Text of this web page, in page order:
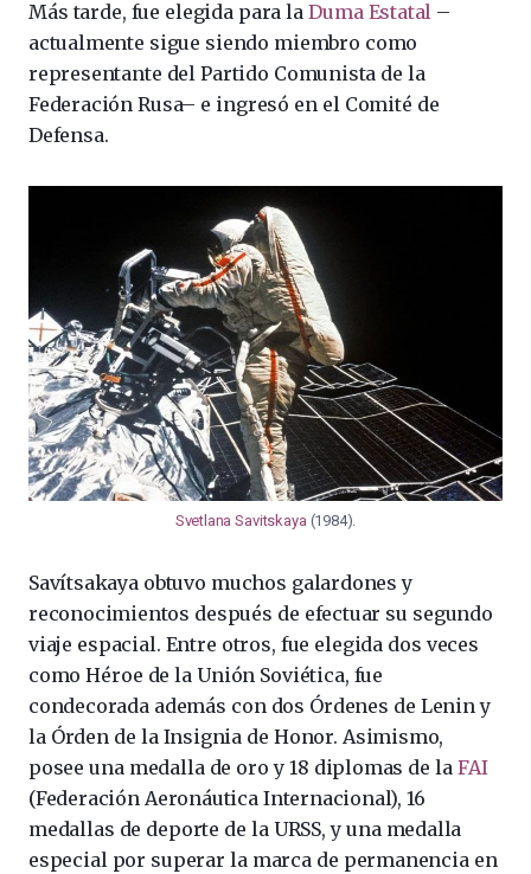
Más tarde, fue elegida para laDuma Estatal –
actualmente sigue siendo miembro como
representante del Partido Comunista de la
Federación Rusa– e ingresó en el Comité de
Defensa.
Svetlana Savitskaya (1984).
Savítsakaya obtuvo muchos galardones y
reconocimientos después de efectuar su segundo
viaje espacial. Entre otros, fue elegida dos veces
como Héroe de la Unión Soviética, fue
condecorada además con dos Órdenes de Lenin y
la Órden de la Insignia de Honor. Asimismo,
posee una medalla de oro y 18 diplomas de la FAI
(Federación Aeronáutica Internacional), 16
medallas de deporte de la URSS, y una medalla
especial por superar la marca de permanencia en